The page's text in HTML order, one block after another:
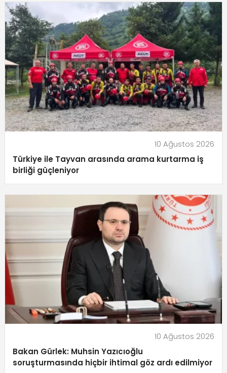
10 Ağustos 2026
Türkiye ile Tayvan arasında arama kurtarma iş
birliği güçleniyor
10 Ağustos 2026
Bakan Gürlek: Muhsin Yazıcıoğlu
soruşturmasında hiçbir ihtimal göz ardı edilmiyor